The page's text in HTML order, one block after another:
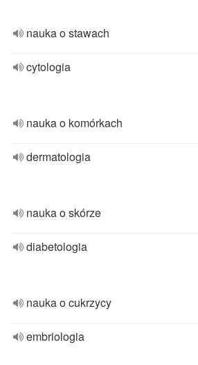
nauka o stawach
cytologia
nauka o komórkach
dermatologia
nauka o skórze
diabetologia
nauka o cukrzycy
embriologia